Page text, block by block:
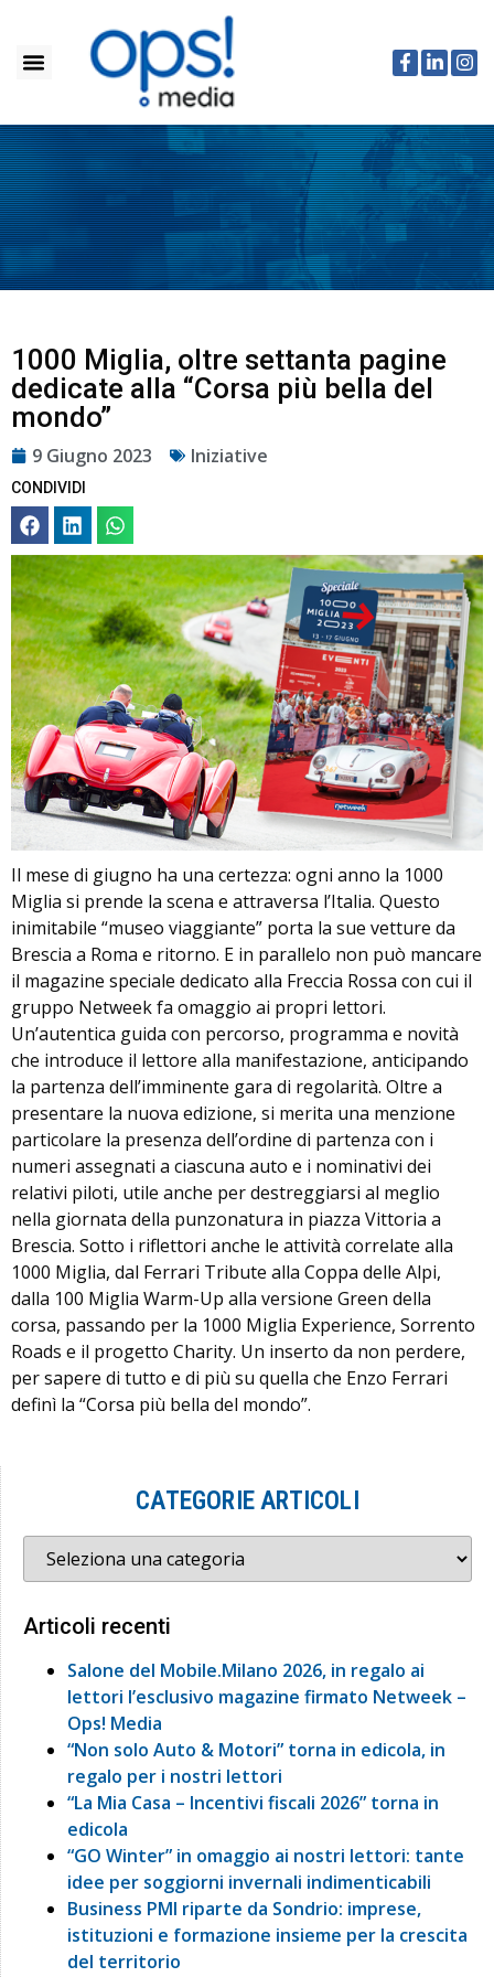
1000 Miglia, oltre settanta pagine
dedicate alla “Corsa più bella del
mondo”
9 Giugno 2023 Iniziative
CONDIVIDI
Il mese di giugno ha una certezza: ogni anno la 1000
Miglia si prende la scena e attraversa l’Italia. Questo
inimitabile “museo viaggiante” porta la sue vetture da
Brescia a Roma e ritorno. E in parallelo non può mancare
il magazine speciale dedicato alla Freccia Rossa con cui il
gruppo Netweek fa omaggio ai propri lettori.
Un’autentica guida con percorso, programma e novità
che introduce il lettore alla manifestazione, anticipando
la partenza dell’imminente gara di regolarità. Oltre a
presentare la nuova edizione, si merita una menzione
particolare la presenza dell’ordine di partenza con i
numeri assegnati a ciascuna auto e i nominativi dei
relativi piloti, utile anche per destreggiarsi al meglio
nella giornata della punzonatura in piazza Vittoria a
Brescia. Sotto i riflettori anche le attività correlate alla
1000 Miglia, dal Ferrari Tribute alla Coppa delle Alpi,
dalla 100 Miglia Warm-Up alla versione Green della
corsa, passando per la 1000 Miglia Experience, Sorrento
Roads e il progetto Charity. Un inserto da non perdere,
per sapere di tutto e di più su quella che Enzo Ferrari
definì la “Corsa più bella del mondo”.
CATEGORIE ARTICOLI
Articoli recenti
Salone del Mobile.Milano 2026, in regalo ai
lettori l’esclusivo magazine firmato Netweek –
Ops! Media
“Non solo Auto & Motori” torna in edicola, in
regalo per i nostri lettori
“La Mia Casa – Incentivi fiscali 2026” torna in
edicola
“GO Winter” in omaggio ai nostri lettori: tante
idee per soggiorni invernali indimenticabili
Business PMI riparte da Sondrio: imprese,
istituzioni e formazione insieme per la crescita
del territorio